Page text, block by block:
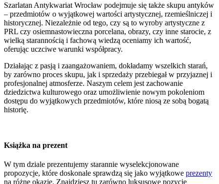
Szarlatan Antykwariat Wrocław podejmuje się także skupu antyków
– przedmiotów o wyjątkowej wartości artystycznej, rzemieślniczej i
historycznej. Niezależnie od tego, czy są to wyroby artystyczne z
PRL czy osiemnastowieczna porcelana, obrazy, czy inne starocie, z
wielką starannością i fachową wiedzą oceniamy ich wartość,
oferując uczciwe warunki współpracy.
Działając z pasją i zaangażowaniem, dokładamy wszelkich starań,
by zarówno proces skupu, jak i sprzedaży przebiegał w przyjaznej i
profesjonalnej atmosferze. Naszym celem jest zachowanie
dziedzictwa kulturowego oraz umożliwienie nowym pokoleniom
dostępu do wyjątkowych przedmiotów, które niosą ze sobą bogatą
historię.
Książka na prezent
W tym dziale prezentujemy starannie wyselekcjonowane
propozycje, które doskonale sprawdzą się jako wyjątkowe prezenty
na różne okazje. Znajdziesz tu zarówno luksusowe pozycje